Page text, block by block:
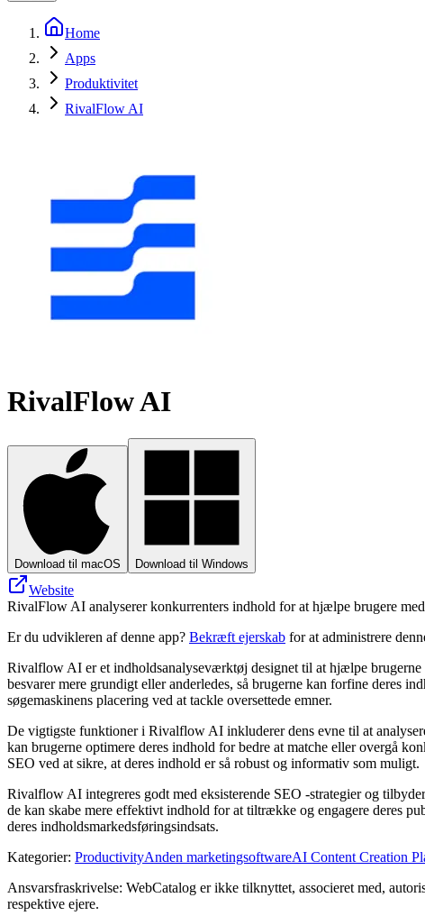
Home
Apps
Produktivitet
RivalFlow AI
RivalFlow AI
Download til macOS Download til Windows
Website
RivalFlow AI analyserer konkurrenters indhold for at hjælpe brugere
Er du udvikleren af denne app? Bekræft ejerskab for at administrere
Rivalflow AI er et indholdsanalyseværktøj designet til at hjælpe brugerne
besvarer mere grundigt eller anderledes, så brugerne kan forfine deres
søgemaskinens placering ved at tackle oversettede emner.
De vigtigste funktioner i Rivalflow AI inkluderer dens evne til at
kan brugerne optimere deres indhold for bedre at matche eller overgå
SEO ved at sikre, at deres indhold er så robust og informativ som muligt.
Rivalflow AI integreres godt med eksisterende SEO -strategier og
de kan skabe mere effektivt indhold for at tiltrække og engagere deres
deres indholdsmarkedsføringsindsats.
Kategorier: ProductivityAnden marketingsoftwareAI Content Creation
Ansvarsfraskrivelse: WebCatalog er ikke tilknyttet, associeret med,
respektive ejere.